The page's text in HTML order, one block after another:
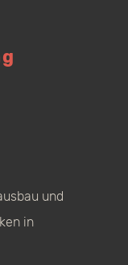
und
in